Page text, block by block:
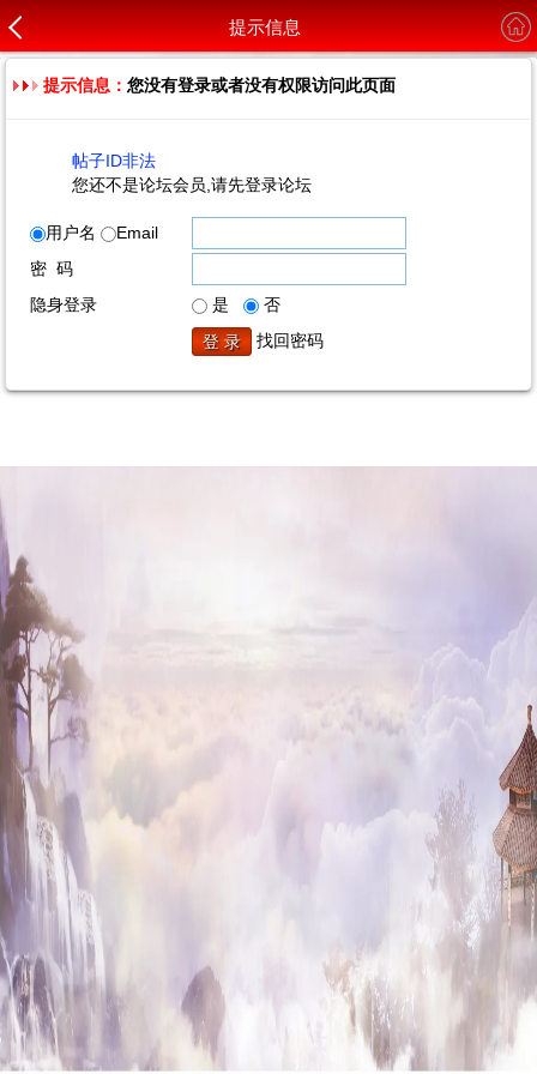
提示信息
提示信息：您没有登录或者没有权限访问此页面
帖子ID非法
您还不是论坛会员,请先登录论坛
用户名
Email
密 码
隐身登录
是
否
找回密码